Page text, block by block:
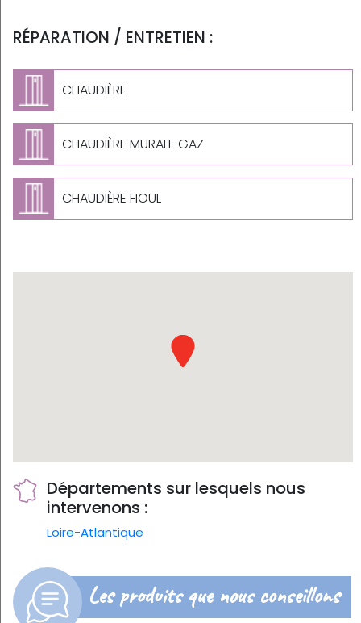
RÉPARATION / ENTRETIEN :
CHAUDIÈRE
CHAUDIÈRE MURALE GAZ
CHAUDIÈRE FIOUL
Départements sur lesquels nous
intervenons :
Loire-Atlantique
Les produits que nous conseillons